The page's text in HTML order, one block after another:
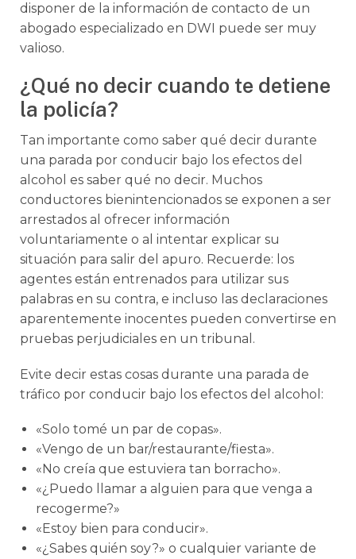
disponer de la información de contacto de un
abogado especializado en DWI puede ser muy
valioso.
¿Qué no decir cuando te detiene
la policía?
Tan importante como saber qué decir durante
una parada por conducir bajo los efectos del
alcohol es saber qué no decir. Muchos
conductores bienintencionados se exponen a ser
arrestados al ofrecer información
voluntariamente o al intentar explicar su
situación para salir del apuro. Recuerde: los
agentes están entrenados para utilizar sus
palabras en su contra, e incluso las declaraciones
aparentemente inocentes pueden convertirse en
pruebas perjudiciales en un tribunal.
Evite decir estas cosas durante una parada de
tráfico por conducir bajo los efectos del alcohol:
«Solo tomé un par de copas».
«Vengo de un bar/restaurante/fiesta».
«No creía que estuviera tan borracho».
«¿Puedo llamar a alguien para que venga a
recogerme?»
«Estoy bien para conducir».
«¿Sabes quién soy?» o cualquier variante de